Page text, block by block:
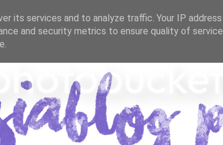
its services and to analyze traffic. Your IP
and security metrics to ensure quality of